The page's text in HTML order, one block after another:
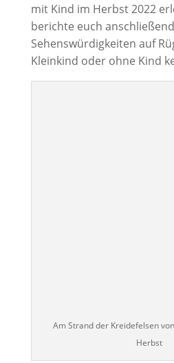
mit Kind im Herbst 2022
berichte euch
Sehenswürdigkeiten auf
Kleinkind oder ohne Kind
Am Strand der Kreidefelsen
Herbst